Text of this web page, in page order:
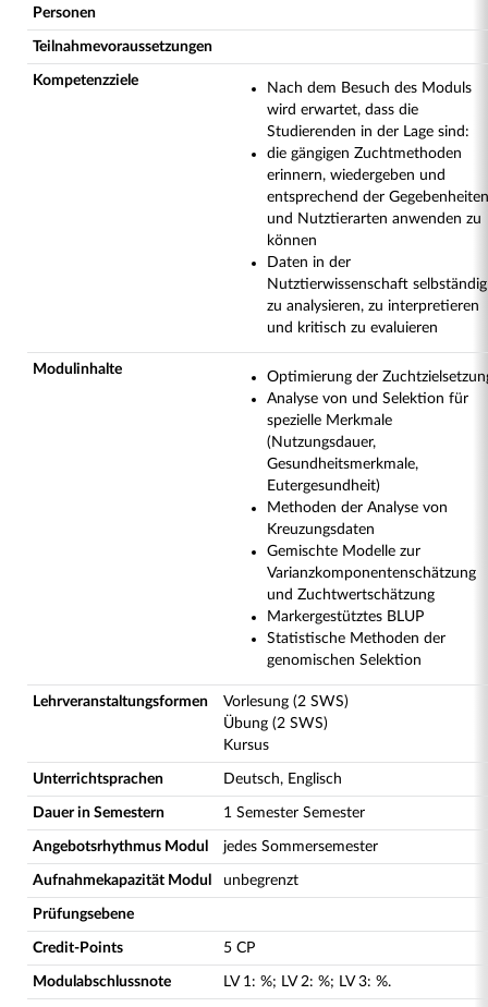
Personen
Teilnahmevoraussetzungen
Kompetenzziele
Nach dem Besuch des Moduls
wird erwartet, dass die
Studierenden in der Lage sind:
die gängigen Zuchtmethoden
erinnern, wiedergeben und
entsprechend der Gegebenheiten
und Nutztierarten anwenden zu
können
Daten in der
Nutztierwissenschaft selbständig
zu analysieren, zu interpretieren
und kritisch zu evaluieren
Modulinhalte
Optimierung der
Analyse von und Selektion für
spezielle Merkmale
(Nutzungsdauer,
Gesundheitsmerkmale,
Eutergesundheit)
Methoden der Analyse von
Kreuzungsdaten
Gemischte Modelle zur
Varianzkomponentenschätzung
und Zuchtwertschätzung
Markergestütztes BLUP
Statistische Methoden der
genomischen Selektion
Lehrveranstaltungsformen
Vorlesung (2 SWS)
Übung (2 SWS)
Kursus
Unterrichtsprachen Deutsch, Englisch
Dauer in Semestern 1 Semester Semester
Angebotsrhythmus Modul jedes Sommersemester
Aufnahmekapazität Modul unbegrenzt
Prüfungsebene
Credit-Points 5 CP
Modulabschlussnote LV 1: %; LV 2: %; LV 3: %.